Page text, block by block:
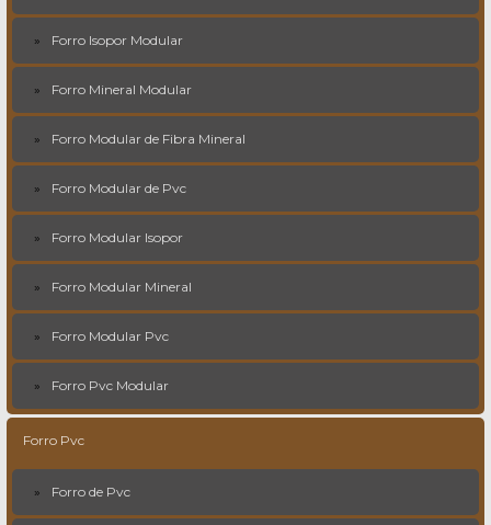
Forro Isopor Modular
Forro Mineral Modular
Forro Modular de Fibra Mineral
Forro Modular de Pvc
Forro Modular Isopor
Forro Modular Mineral
Forro Modular Pvc
Forro Pvc Modular
Forro Pvc
Forro de Pvc